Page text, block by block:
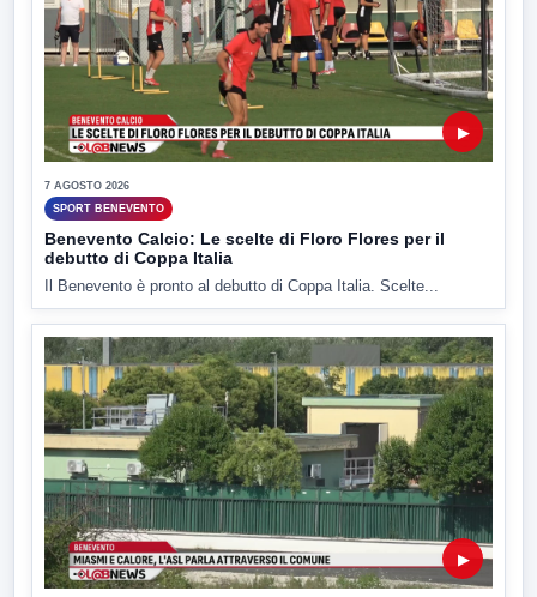
▶
7 AGOSTO 2026
SPORT BENEVENTO
Benevento Calcio: Le scelte di Floro Flores per il
debutto di Coppa Italia
Il Benevento è pronto al debutto di Coppa Italia. Scelte...
▶